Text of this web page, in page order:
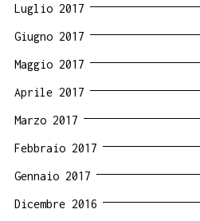
Luglio 2017
Giugno 2017
Maggio 2017
Aprile 2017
Marzo 2017
Febbraio 2017
Gennaio 2017
Dicembre 2016